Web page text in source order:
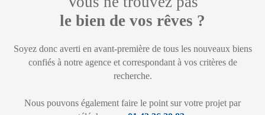
le bien de vos rêves ?
Soyez donc averti en avant-première de tous les nouveaux biens
confiés à notre agence et correspondant à vos critères de
recherche.
Nous pouvons également faire le point sur votre projet par